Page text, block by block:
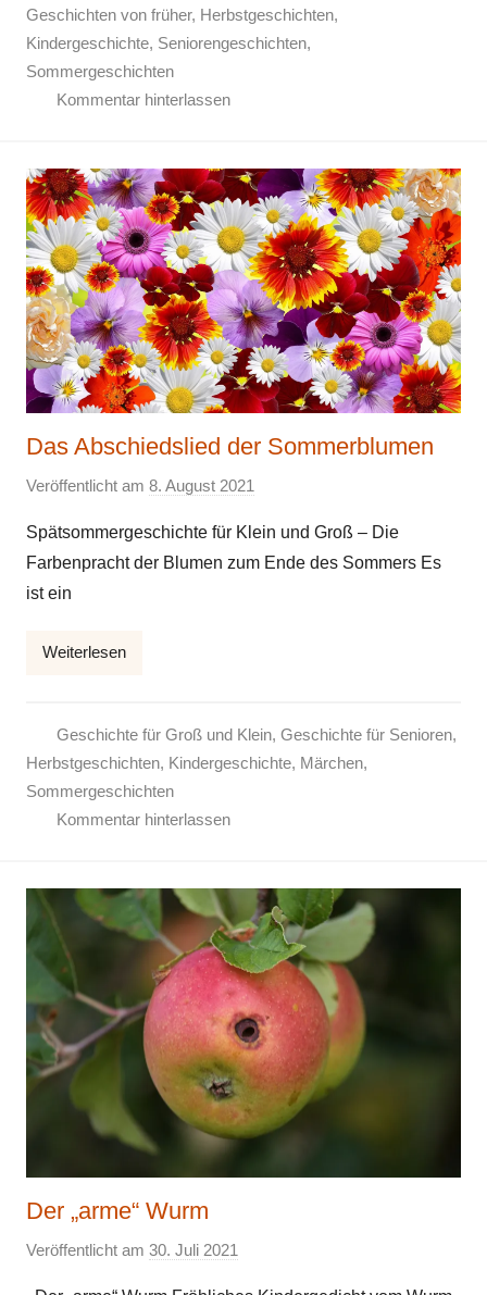
Geschichten von früher, Herbstgeschichten,
Kindergeschichte, Seniorengeschichten,
Sommergeschichten
Kommentar hinterlassen
Das Abschiedslied der Sommerblumen
Veröffentlicht am 8. August 2021
n
E
Spätsommergeschichte für Klein und Groß – Die
Farbenpracht der Blumen zum Ende des Sommers Es
ist ein
Weiterlesen
Geschichte für Groß und Klein, Geschichte für Senioren,
Herbstgeschichten, Kindergeschichte, Märchen,
Sommergeschichten
Kommentar hinterlassen
Der „arme“ Wurm
Veröffentlicht am 30. Juli 2021